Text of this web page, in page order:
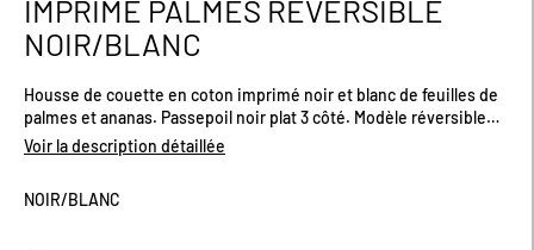
début
de
la
Galerie
d’images
IMPRIMÉ PALMES RÉVERSIBLE
NOIR/BLANC
Housse de couette en coton imprimé noir et blanc de feuilles de
palmes et ananas. Passepoil noir plat 3 côté. Modèle réversible
avec finition rabat pour border facilement le bas de votre lit.
Qualité 57 fils/cm² : confort et résistance. Plusieurs tailles
Voir la description détaillée
NOIR/BLANC